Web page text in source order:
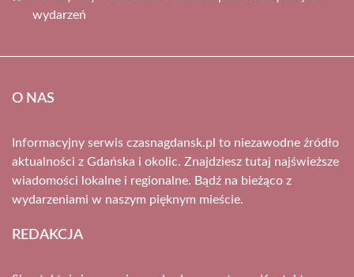
wydarzeń
O NAS
Informacyjny serwis czasnagdansk.pl to niezawodne źródło
aktualności z Gdańska i okolic. Znajdziesz tutaj najświeższe
wiadomości lokalne i regionalne. Bądź na bieżąco z
wydarzeniami w naszym pięknym mieście.
REDAKCJA